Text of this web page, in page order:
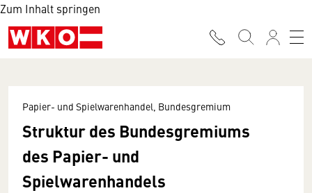
Zum Inhalt springen
Papier- und Spielwarenhandel, Bundesgremium
Struktur des Bundesgremiums
des Papier- und
Spielwarenhandels